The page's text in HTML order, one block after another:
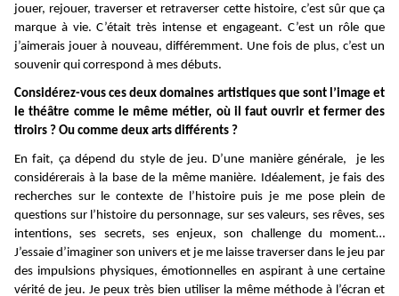
jouer, rejouer, traverser et retraverser cette histoire, c’est sûr que ça
marque à vie. C’était très intense et engageant. C’est un rôle que
j’aimerais jouer à nouveau, différemment. Une fois de plus, c’est un
souvenir qui correspond à mes débuts.
Considérez-vous ces deux domaines artistiques que sont l’image et
le théâtre comme le même métier, où il faut ouvrir et fermer des
tiroirs ? Ou comme deux arts différents ?
En fait, ça dépend du style de jeu. D’une manière générale, je les
considérerais à la base de la même manière. Idéalement, je fais des
recherches sur le contexte de l’histoire puis je me pose plein de
questions sur l’histoire du personnage, sur ses valeurs, ses rêves, ses
intentions, ses secrets, ses enjeux, son challenge du moment…
J’essaie d’imaginer son univers et je me laisse traverser dans le jeu par
des impulsions physiques, émotionnelles en aspirant à une certaine
vérité de jeu. Je peux très bien utiliser la même méthode à l’écran et